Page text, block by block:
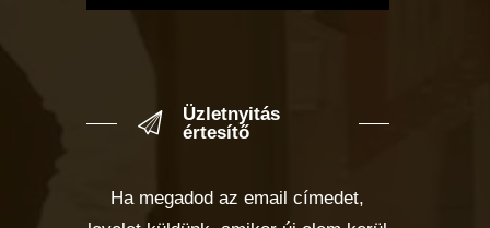
Üzletnyitás
értesítő
Ha megadod az email címedet,